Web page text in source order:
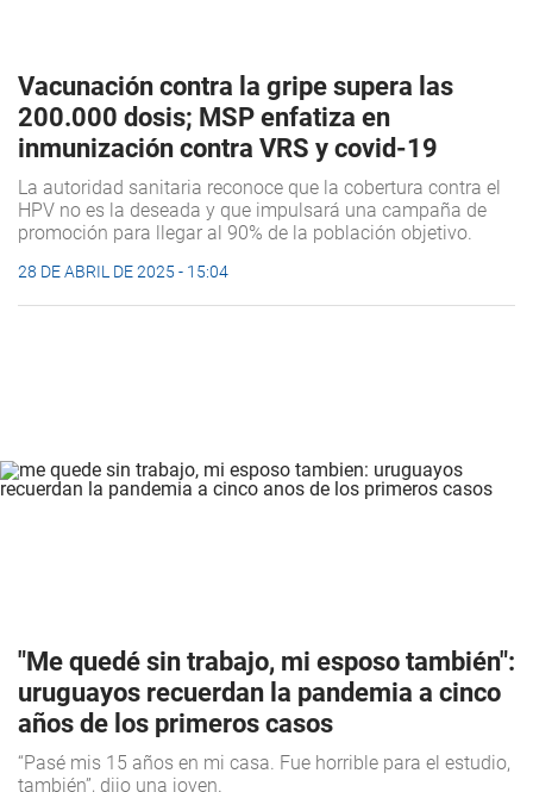
Vacunación contra la gripe supera las
200.000 dosis; MSP enfatiza en
inmunización contra VRS y covid-19
La autoridad sanitaria reconoce que la cobertura contra el
HPV no es la deseada y que impulsará una campaña de
promoción para llegar al 90% de la población objetivo.
28 DE ABRIL DE 2025 - 15:04
"Me quedé sin trabajo, mi esposo también":
uruguayos recuerdan la pandemia a cinco
años de los primeros casos
“Pasé mis 15 años en mi casa. Fue horrible para el estudio,
también”, dijo una joven.